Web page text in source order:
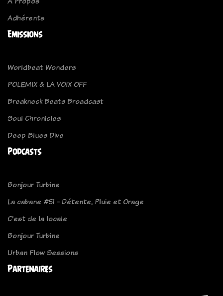
Adhérents
Emissions
Worldbeat Wonders
POLEMIX & LA VOIX OFF
Breakneck Beats Broadcast
Soul Chronicles
Deep Blues Dive
Podcasts
Bonjour Turbine
La cabane #51 - Détente, Pluie et Orage
C'est de la locale
Bonjour Turbine
Urban Flow Sessions
Partenaires